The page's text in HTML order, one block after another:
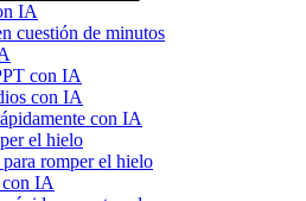
IA
cuestión de minutos
con IA
con IA
con IA
el hielo
romper el hielo
con IA